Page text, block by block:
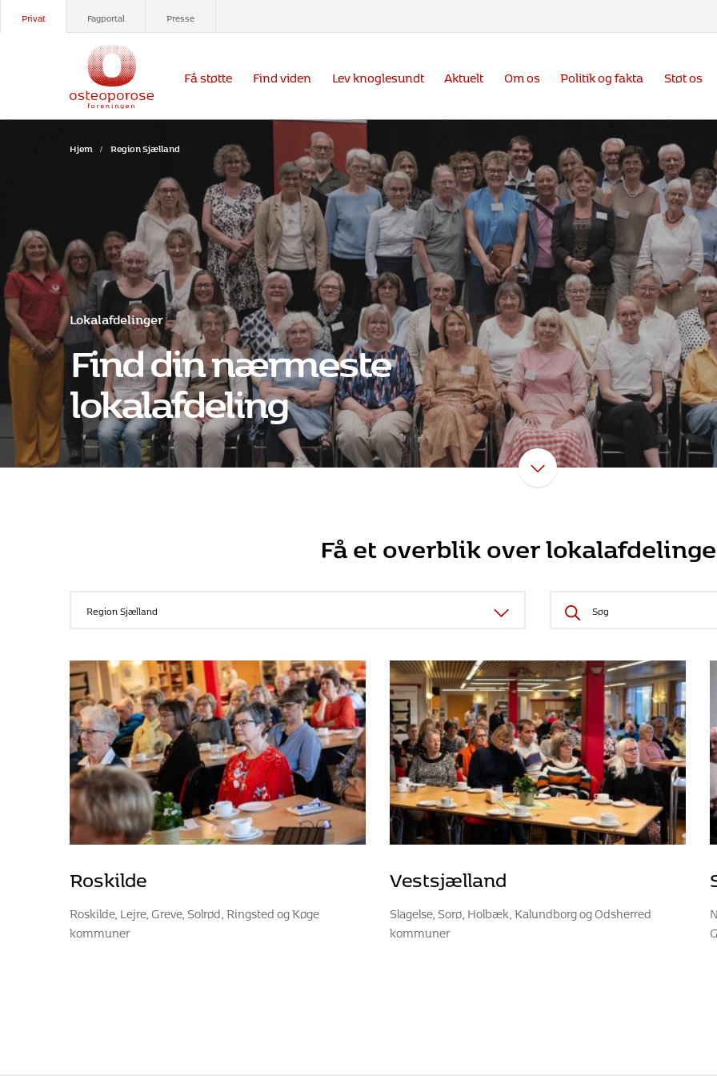
Privat Fagportal Presse
Få støtte Find viden Lev knoglesundt Aktuelt Om os Politik og fakta Støt os
Hjem / Region Sjælland
Lokalafdelinger
Find din nærmeste
lokalafdeling
Få et overblik over
Roskilde
Roskilde, Lejre, Greve, Solrød, Ringsted og Køge
kommuner
Vestsjælland
Slagelse, Sorø, Holbæk, Kalundborg og Odsherred
kommuner